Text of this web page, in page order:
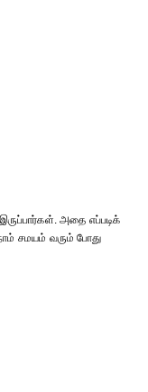
அதை எப்படிக்
சமயம் வரும் போது